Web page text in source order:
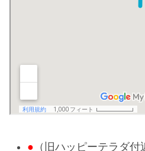
● （旧ハッピーテラダ